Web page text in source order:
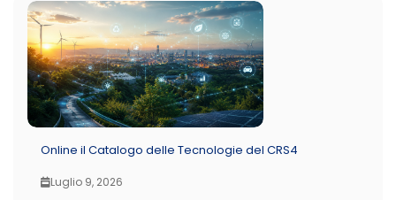
Online il Catalogo delle Tecnologie del CRS4
Luglio 9, 2026